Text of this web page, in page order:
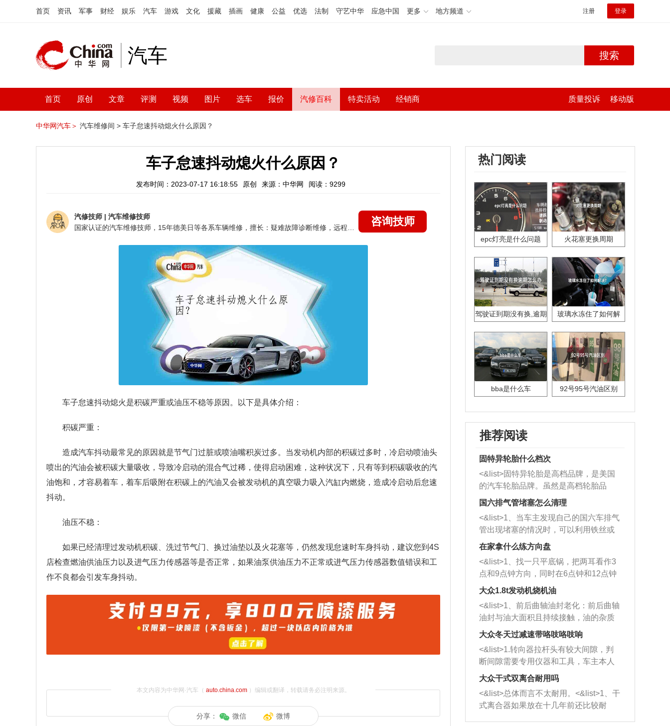
首页 资讯 军事 财经 娱乐 汽车 游戏 文化 援藏 插画 健康 公益 优选 法制 守艺中华 应急中国 更多 地方频道 注册 登录
汽车 搜索
首页 原创 文章 评测 视频 图片 选车 报价 汽修百科 特卖活动 经销商 质量投诉 移动版
中华网汽车＞ 汽车维修间 > 车子怠速抖动熄火什么原因？
车子怠速抖动熄火什么原因？
发布时间：2023-07-17 16:18:55 原创 来源：中华网 阅读：9299
汽修技师 | 汽车维修技师
咨询技师
车子怠速抖动熄火是积碳严重或油压不稳等原因。以下是具体介绍：
积碳严重：
造成汽车抖动最常见的原因就是节气门过脏或喷油嘴积炭过多。当发动机内部的积碳过多时，冷启动喷油头
喷出的汽油会被积碳大量吸收，导致冷启动的混合气过稀，使得启动困难，这种状况下，只有等到积碳吸收的汽
油饱和，才容易着车，着车后吸附在积碳上的汽油又会被发动机的真空吸力吸入汽缸内燃烧，造成冷启动后怠速
抖动。
油压不稳：
如果已经清理过发动机积碳、洗过节气门、换过油垫以及火花塞等，仍然发现怠速时车身抖动，建议您到4S
店检查燃油供油压力以及进气压力传感器等是否正常，如果油泵供油压力不正常或进气压力传感器数值错误和工
作不良都会引发车身抖动。
本文内容为中华网·汽车（ auto.china.com）编辑或翻译，转载请务必注明来源。
分享： 微信 微博
热门阅读
epc灯亮是什么问题 火花塞更换周期
驾驶证到期没有换,逾期
玻璃水冻住了如何解
bba是什么车 92号95号汽油区别
推荐阅读
固特异轮胎什么档次
<&list>固特异轮胎是高档品牌，是美国
的汽车轮胎品牌。虽然是高档轮胎品
牌，但是中高低端的轮胎都有生产，这
也是为了更好的开拓市场。
国六排气管堵塞怎么清理
<&list>1、当车主发现自己的国六车排气
管出现堵塞的情况时，可以利用铁丝或
者是细棍，直接将杂物给取出来，如果
堵塞情况比较严重，也可以采取应急措
施。 <&list>2、直接利用木棍将所有的
杂物推到排气管里面的位置处，然后将
三元催化器拆解开，就可以将堵塞的东
西取出来。但如果是因为积碳过多引起
的堵塞，就需要将三元催化器泡在草酸
洗剂对堵塞的情况得到解决，将清洗剂
放在燃油箱中，与燃油混合后，车辆启
动时，就可以和汽油一起进入到燃烧
室，最后形成废气排出，就可以让三元
催化器得到清洗，排气管堵塞的情况就
能够得到解决。
在家拿什么练方向盘
<&list>1、找一只平底锅，把两耳看作3
点和9点钟方向，同时在6点钟和12点钟
方向做一个标记。 <&list>2、双手握住
一圈半的练习，往右同样也要打相同的
圈数。 <&list>3、最后强调要反复练
习，这样就可以形成肌肉记忆，在真实
驾驶车辆时，不需要记忆也能打好方
向。
大众1.8t发动机烧机油
<&list>1、前后曲轴油封老化：前后曲轴
油封与油大面积且持续接触，油的杂质
和发动机内持续温度变化使其密封效果
逐渐减弱，导致渗油或漏油。<&list>2、
活塞间隙过大：积碳会使活塞环与缸体
的间隙扩大，导致机油流入燃烧室中，
造成烧机油。<&list>3、机油粘度。使用
机油粘度过小的话，同样会有烧机油现
象，机油粘度过小具有很好的流动性，
大众冬天过减速带咯吱咯吱响
<&list>1.转向器拉杆头有较大间隙，判
断间隙需要专用仪器和工具，车主本人
无法制作，需要将车辆送到修理厂或4s
店；<&list>2.车辆半轴套管防尘罩破
裂，破裂后会出现漏油现象，使半轴磨
损严重，磨损的半轴容易损坏，产生异
响；<&list>3.稳定器的转向胶套和球头
大众干式双离合耐用吗
<&list>总体而言不太耐用。<&list>1、干
式离合器如果放在十几年前还比较耐